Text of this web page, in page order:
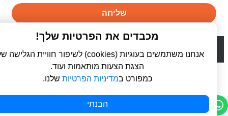
שליחה
WebDigital | וובדיגיטל - עיצוב ובניית אתרים
מכבדים את הפרטיות שלך!
אנחנו משתמשים בעוגיות (cookies) לשיפור חוויית הגלישה שלך,
הצגת הצעות מותאמות ועוד.
כמפורט במדיניות הפרטיותשלנו.
הבנתי